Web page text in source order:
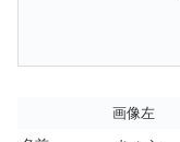
画像左